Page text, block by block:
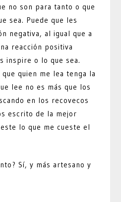
no son para tanto o que
sea. Puede que les
negativa, al igual que a
reacción positiva
inspire o lo que sea.
quien me lea tenga la
lee no es más que los
en los recovecos
escrito de la mejor
lo que me cueste el
Sí, y más artesano y